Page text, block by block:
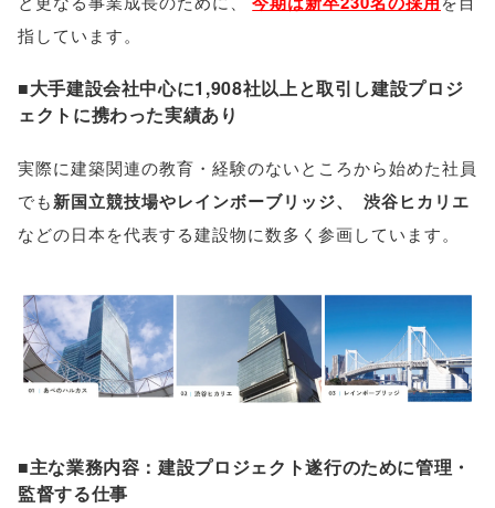
指しています。
■大手建設会社中心に1,908社以上と取引し建設プロジ
ェクトに携わった実績あり
実際に建築関連の教育・経験のないところから始めた社員
でも新国立競技場やレインボーブリッジ、 渋谷ヒカリエ
などの日本を代表する建設物に数多く参画しています。
■主な業務内容：建設プロジェクト遂行のために管理・
監督する仕事